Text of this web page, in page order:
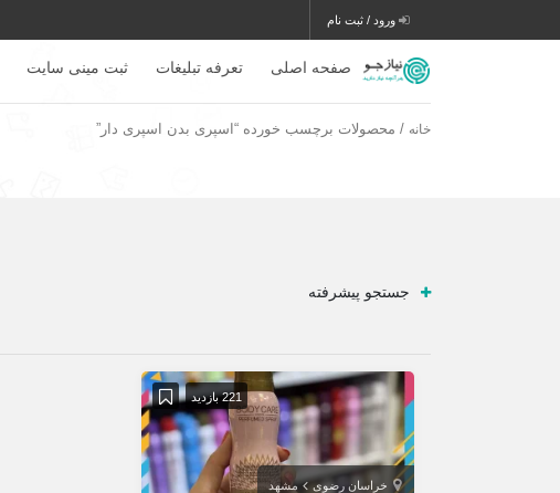
ورود / ثبت نام
صفحه اصلی تعرفه تبلیغات ثبت مینی سایت
خانه / محصولات برچسب خورده “اسپری بدن اسپری دار”
جستجو پیشرفته
221 بازدید
خراسان رضوی مشهد